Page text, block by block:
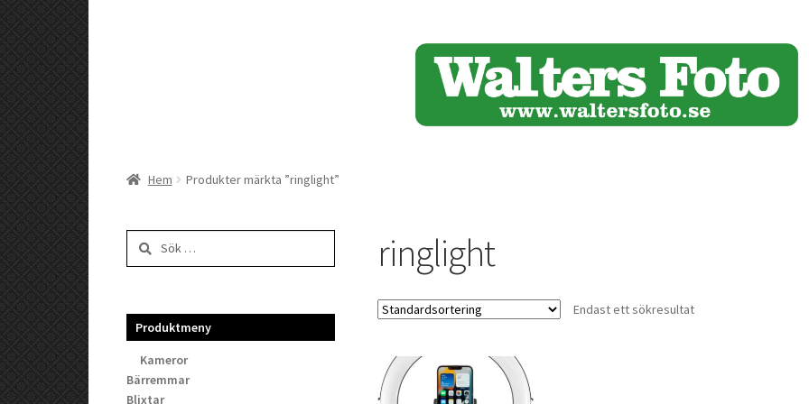
Hem Produkter märkta ”ringlight”
ringlight
Endast ett sökresultat
Sök
efter:
Produktmeny
Kameror
Bärremmar
Blixtar